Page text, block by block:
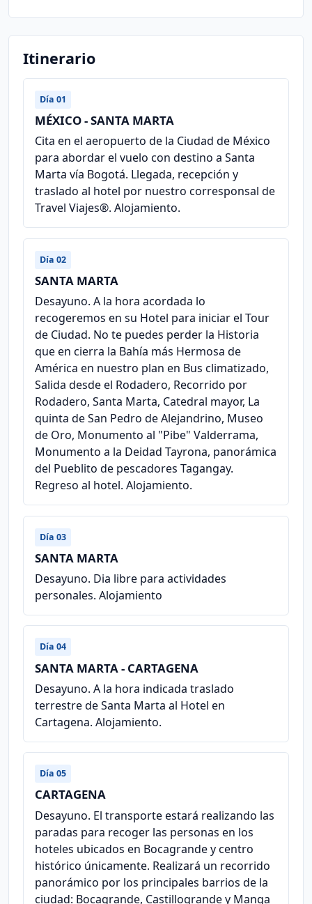
Itinerario
Día 01
MÉXICO - SANTA MARTA
Cita en el aeropuerto de la Ciudad de México
para abordar el vuelo con destino a Santa
Marta vía Bogotá. Llegada, recepción y
traslado al hotel por nuestro corresponsal de
Travel Viajes®. Alojamiento.
Día 02
SANTA MARTA
Desayuno. A la hora acordada lo
recogeremos en su Hotel para iniciar el Tour
de Ciudad. No te puedes perder la Historia
que en cierra la Bahía más Hermosa de
América en nuestro plan en Bus climatizado,
Salida desde el Rodadero, Recorrido por
Rodadero, Santa Marta, Catedral mayor, La
quinta de San Pedro de Alejandrino, Museo
de Oro, Monumento al "Pibe" Valderrama,
Monumento a la Deidad Tayrona, panorámica
del Pueblito de pescadores Tagangay.
Regreso al hotel. Alojamiento.
Día 03
SANTA MARTA
Desayuno. Dia libre para actividades
personales. Alojamiento
Día 04
SANTA MARTA - CARTAGENA
Desayuno. A la hora indicada traslado
terrestre de Santa Marta al Hotel en
Cartagena. Alojamiento.
Día 05
CARTAGENA
Desayuno. El transporte estará realizando las
paradas para recoger las personas en los
hoteles ubicados en Bocagrande y centro
histórico únicamente. Realizará un recorrido
panorámico por los principales barrios de la
ciudad: Bocagrande, Castillogrande y Manga